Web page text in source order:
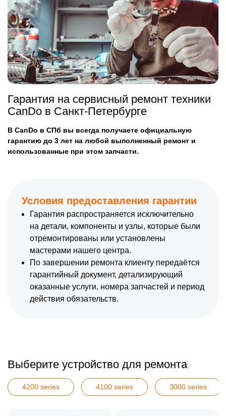
Гарантия на сервисный ремонт техники
CanDo в Санкт-Петербурге
В CanDo в СПб вы всегда получаете официальную
гарантию до 3 лет на любой выполненный ремонт и
использованные при этом запчасти.
Условия предоставления гарантии
Гарантия распространяется исключительно
на детали, компоненты и узлы, которые были
отремонтированы или установлены
мастерами нашего центра.
По завершении ремонта клиенту передаётся
гарантийный документ, детализирующий
оказанные услуги, номера запчастей и период
действия обязательств.
Выберите устройство для ремонта
4200 series 4100 series 3000 series